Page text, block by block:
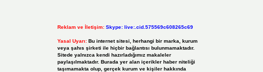
Reklam ve İletişim: Skype: live:.cid.575569c608265c69
Yasal Uyarı: Bu internet sitesi, herhangi bir marka, kurum
veya şahıs şirketi ile hiçbir bağlantısı bulunmamaktadır.
Sitede yalnızca kendi hazırladığımız makaleler
paylaşılmaktadır. Burada yer alan içerikler haber niteliği
taşımamakta olup, gerçek kurum ve kişiler hakkında